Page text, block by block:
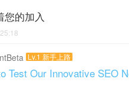
您的加入
Lv.1 新手上路
Test Our Innovative SEO